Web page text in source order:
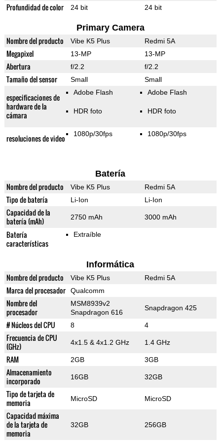
Profundidad de color 24 bit 24 bit
Primary Camera
Nombre del producto Vibe K5 Plus Redmi 5A
Megapixel 13-MP 13-MP
Abertura f/2.2 f/2.2
Tamaño del sensor Small Small
especificaciones de
hardware de la
cámara
Adobe Flash
HDR foto
Adobe Flash
HDR foto
resoluciones de video 1080p/30fps 1080p/30fps
Batería
Nombre del producto Vibe K5 Plus Redmi 5A
Tipo de batería Li-Ion Li-Ion
Capacidad de la
batería (mAh)
2750 mAh 3000 mAh
Batería
características
Extraíble
Informática
Nombre del producto Vibe K5 Plus Redmi 5A
Marca del procesador Qualcomm
Nombre del
procesador
MSM8939v2
Snapdragon 616
Snapdragon 425
# Núcleos del CPU 8 4
Frecuencia de CPU
(GHz)
4x1.5 & 4x1.2 GHz 1.4 GHz
RAM 2GB 3GB
Almacenamiento
incorporado
16GB 32GB
Tipo de tarjeta de
memoria
MicroSD MicroSD
Capacidad máxima
de la tarjeta de
memoria
32GB 256GB